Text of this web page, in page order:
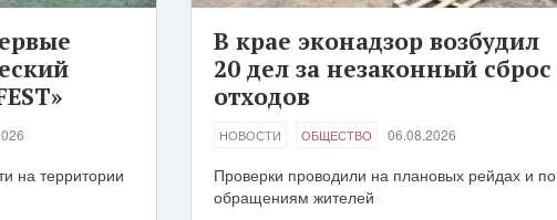
на территории
В крае эконадзор возбудил
20 дел за незаконный сброс
отходов
НОВОСТИ ОБЩЕСТВО 06.08.2026
Проверки проводили на плановых рейдах и по
обращениям жителей